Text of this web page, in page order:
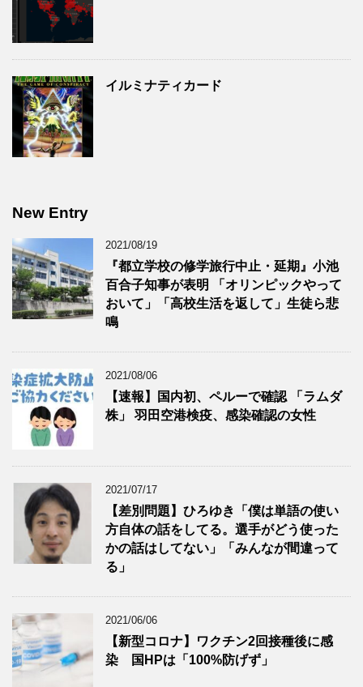
イルミナティカード
New Entry
2021/08/19
『都立学校の修学旅行中止・延期』小池
百合子知事が表明 「オリンピックやって
おいて」「高校生活を返して」生徒ら悲
鳴
2021/08/06
【速報】国内初、ペルーで確認 「ラムダ
株」 羽田空港検疫、感染確認の女性
2021/07/17
【差別問題】ひろゆき「僕は単語の使い
方自体の話をしてる。選手がどう使った
かの話はしてない」「みんなが間違って
る」
2021/06/06
【新型コロナ】ワクチン2回接種後に感
染 国HPは「100%防げず」